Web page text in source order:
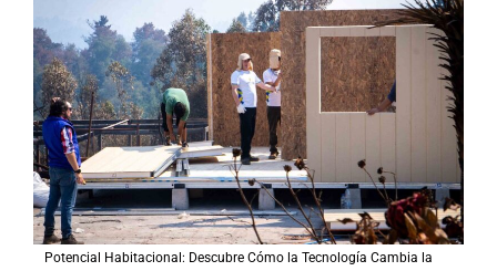
Potencial Habitacional: Descubre Cómo la Tecnología Cambia la